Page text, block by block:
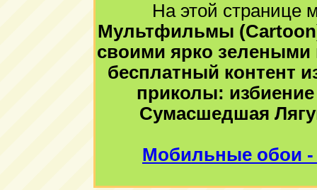
На этой странице
Мультфильмы
своими ярко зелеными
бесплатный контент
приколы:
Сумасшедшая
Мобильные обои -